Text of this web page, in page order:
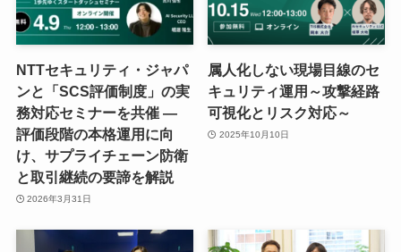
NTTセキュリティ・ジャパ
ンと「SCS評価制度」の実
務対応セミナーを共催 ―
評価段階の本格運用に向
け、サプライチェーン防衛
と取引継続の要諦を解説
2026年3月31日
属人化しない現場目線のセ
キュリティ運用～攻撃経路
可視化とリスク対応～
2025年10月10日